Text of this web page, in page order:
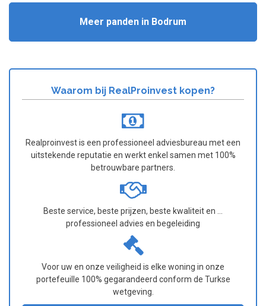
Meer panden in Bodrum
Waarom bij RealProinvest kopen?
Realproinvest is een professioneel adviesbureau met een
uitstekende reputatie en werkt enkel samen met 100%
betrouwbare partners.
Beste service, beste prijzen, beste kwaliteit en ...
professioneel advies en begeleiding
Voor uw en onze veiligheid is elke woning in onze
portefeuille 100% gegarandeerd conform de Turkse
wetgeving.